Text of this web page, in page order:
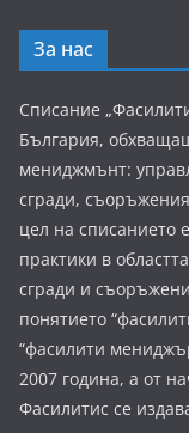
За нас
Списание
България,
мениджмънт:
сгради,
цел на списанието
практики в
сгради и
понятието
“фасилити
2007 година, а от
Фасилитис се